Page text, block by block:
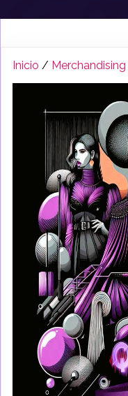
Inicio / Merchandising